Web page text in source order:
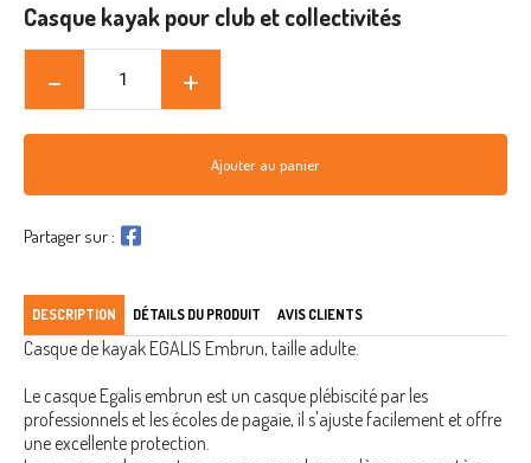
DESCRIPTION DÉTAILS DU PRODUIT AVIS CLIENTS
Casque de kayak EGALIS Embrun, taille adulte.
Le casque Egalis embrun est un casque plébiscité par les
professionnels et les écoles de pagaie, il s'ajuste facilement et offre
une excellente protection.
Casque kayak pour club et collectivités
Ajouter au panier
Partager sur :